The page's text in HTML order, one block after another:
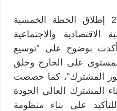
يصادف عام 2026 إطلاق الخطة الخمسية
الاقتصادية والاجتماعية
أكدت بوضوح على "توسيع
على الخارج وخلق
المشترك"، كما خصصت
المشترك العالي الجودة
للتأكيد على بناء منظومة